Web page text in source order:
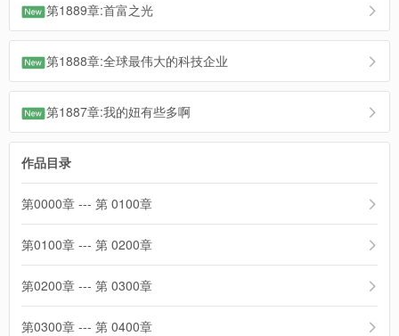
第1889章:首富之光
第1888章:全球最伟大的科技企业
第1887章:我的妞有些多啊
作品目录
第0000章 --- 第 0100章
第0100章 --- 第 0200章
第0200章 --- 第 0300章
第0300章 --- 第 0400章